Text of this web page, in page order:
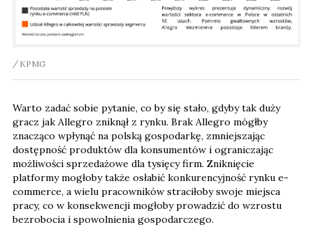
KPMG
Warto zadać sobie pytanie, co by się stało, gdyby tak duży
gracz jak Allegro zniknął z rynku. Brak Allegro mógłby
znacząco wpłynąć na polską gospodarkę, zmniejszając
dostępność produktów dla konsumentów i ograniczając
możliwości sprzedażowe dla tysięcy firm. Zniknięcie
platformy mogłoby także osłabić konkurencyjność rynku e-
commerce, a wielu pracowników straciłoby swoje miejsca
pracy, co w konsekwencji mogłoby prowadzić do wzrostu
bezrobocia i spowolnienia gospodarczego.